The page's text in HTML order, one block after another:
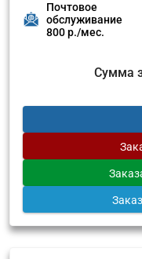
Почтовое
обслуживание
800 р./мес.
Сумма